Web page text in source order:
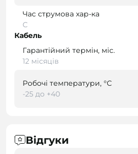
Час струмова хар-ка
C
Кабель
Гарантійний термін, міс.
12 місяців
Робочі температури, °С
-25 до +40
Відгуки